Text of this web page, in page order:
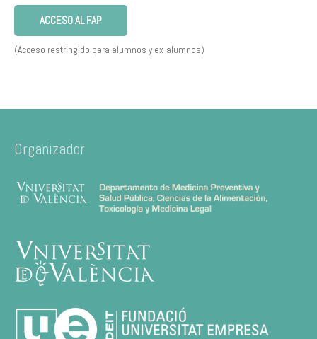
ACCESO AL FAP
(Acceso restringido para alumnos y ex-alumnos)
Organizador